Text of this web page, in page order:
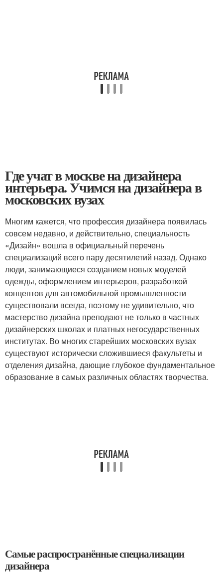
Где учат в москве на дизайнера
интерьера. Учимся на дизайнера в
московских вузах
Многим кажется, что профессия дизайнера появилась
совсем недавно, и действительно, специальность
«Дизайн» вошла в официальный перечень
специализаций всего пару десятилетий назад. Однако
люди, занимающиеся созданием новых моделей
одежды, оформлением интерьеров, разработкой
концептов для автомобильной промышленности
существовали всегда, поэтому не удивительно, что
мастерство дизайна преподают не только в частных
дизайнерских школах и платных негосударственных
институтах. Во многих старейших московских вузах
существуют исторически сложившиеся факультеты и
отделения дизайна, дающие глубокое фундаментальное
образование в самых различных областях творчества.
Самые распространённые специализации
дизайнера